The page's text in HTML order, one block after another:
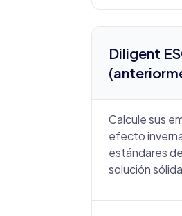
Diligent
Calcule sus
efecto
estándares
solución